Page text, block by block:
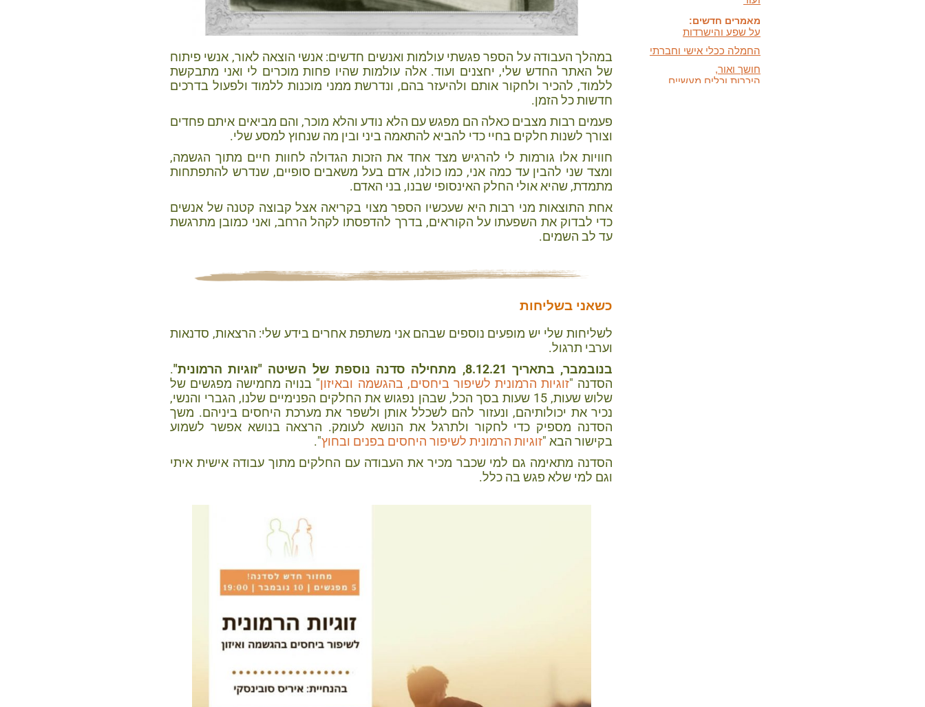
במהלך העבודה על הספר פגשתי עולמות ואנשים חדשים: אנשי הוצאה לאור, אנשי פיתוח
של האתר החדש שלי, יחצנים ועוד. אלה עולמות שהיו פחות מוכרים לי ואני מתבקשת
ללמוד, להכיר ולחקור אותם ולהיעזר בהם, ונדרשת ממני מוכנות ללמוד ולפעול בדרכים
חדשות כל הזמן.
פעמים רבות מצבים כאלה הם מפגש עם הלא נודע והלא מוכר, והם מביאים איתם פחדים
וצורך לשנות חלקים בחיי כדי להביא להתאמה ביני ובין מה שנחוץ למסע שלי.
חוויות אלו גורמות לי להרגיש מצד אחד את הזכות הגדולה לחוות חיים מתוך הגשמה,
ומצד שני להבין עד כמה אני, כמו כולנו, אדם בעל משאבים סופיים, שנדרש להתפתחות
מתמדת, שהיא אולי החלק האינסופי שבנו, בני האדם.
אחת התוצאות מני רבות היא שעכשיו הספר מצוי בקריאה אצל קבוצה קטנה של אנשים
כדי לבדוק את השפעתו על הקוראים, בדרך להדפסתו לקהל הרחב, ואני כמובן מתרגשת
עד לב השמים.
כשאני בשליחות
לשליחות שלי יש מופעים נוספים שבהם אני משתפת אחרים בידע שלי: הרצאות, סדנאות
וערבי תרגול.
בנובמבר, בתאריך 8.12.21, מתחילה סדנה נוספת של השיטה "זוגיות הרמונית"
.
הסדנה "זוגיות הרמונית לשיפור ביחסים, בהגשמה ובאיזון" בנויה מחמישה מפגשים של
שלוש שעות, 15 שעות בסך הכל, שבהן נפגוש את החלקים הפנימיים שלנו, הגברי והנשי,
נכיר את יכולותיהם, ונעזור להם לשכלל אותן ולשפר את מערכת היחסים ביניהם. משך
הסדנה מספיק כדי לחקור ולתרגל את הנושא לעומק. הרצאה בנושא אפשר לשמוע
בקישור הבא "זוגיות הרמונית לשיפור היחסים בפנים ובחוץ".
הסדנה מתאימה גם למי שכבר מכיר את העבודה עם החלקים מתוך עבודה אישית איתי
וגם למי שלא פגש בה כלל.
מאמרים חדשים:
החמלה ככלי אישי וחברתי
חושך ואור,
כלים לעזרה עצמית במצבי